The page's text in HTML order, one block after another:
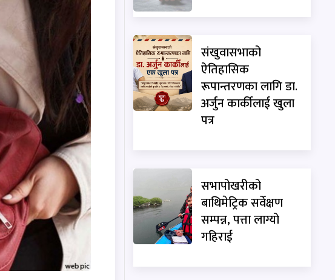
संखुवासभाको
ऐतिहासिक
रूपान्तरणका लागि डा.
अर्जुन कार्कीलाई खुला
पत्र
सभापोखरीको
बाथिमेट्रिक सर्वेक्षण
सम्पन्न, पत्ता लाग्यो
गहिराई